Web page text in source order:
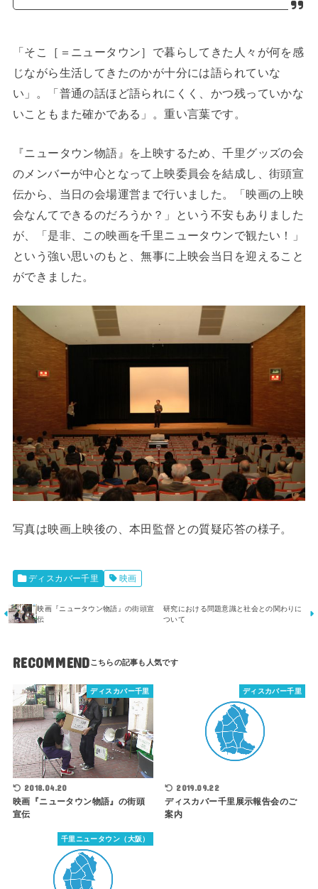
「そこ［＝ニュータウン］で暮らしてきた人々が何を感
じながら生活してきたのかが十分には語られていな
い」。「普通の話ほど語られにくく、かつ残っていかな
いこともまた確かである」。重い言葉です。
『ニュータウン物語』を上映するため、千里グッズの会
のメンバーが中心となって上映委員会を結成し、街頭宣
伝から、当日の会場運営まで行いました。「映画の上映
会なんてできるのだろうか？」という不安もありました
が、「是非、この映画を千里ニュータウンで観たい！」
という強い思いのもと、無事に上映会当日を迎えること
ができました。
写真は映画上映後の、本田監督との質疑応答の様子。
ディスカバー千里 映画
映画『ニュータウン物語』の街頭宣
伝
研究における問題意識と社会との関わりに
ついて
RECOMMEND
ディスカバー千里
2018.04.20
映画『ニュータウン物語』の街頭
宣伝
ディスカバー千里
2019.09.22
ディスカバー千里展示報告会のご
案内
千里ニュータウン（大阪）